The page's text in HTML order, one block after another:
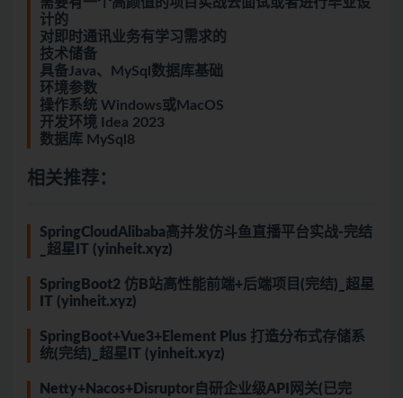
计的
对即时通讯业务有学习需求的
技术储备
具备Java、MySql数据库基础
环境参数
操作系统 Windows或MacOS
开发环境 Idea 2023
数据库 MySql8
相关推荐：
SpringCloudAlibaba高并发仿斗鱼直播平台实战-完结
_超星IT (yinheit.xyz)
SpringBoot2 仿B站高性能前端+后端项目(完结)_超星
IT (yinheit.xyz)
SpringBoot+Vue3+Element Plus 打造分布式存储系
统(完结)_超星IT (yinheit.xyz)
Netty+Nacos+Disruptor自研企业级API网关(已完